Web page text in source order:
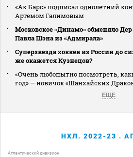
«Ак Барс» подписал однолетний
Артемом Галимовым
Московское «Динамо» обменяло
Павла Шэна из «Адмирала»
Суперзвезда хоккея из России до
же окажется Кузнецов?
«Очень любопытно посмотреть,
год» — новичок «Шанхайских
ЕЩЕ
НХЛ. 2022-23 .
Атлантический дивизион